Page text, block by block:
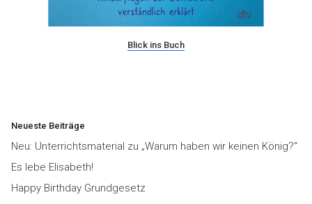
Blick ins Buch
Neueste Beiträge
Neu: Unterrichtsmaterial zu „Warum haben wir keinen König?“
Es lebe Elisabeth!
Happy Birthday Grundgesetz